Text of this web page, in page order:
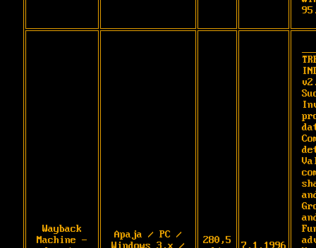
Wayback
Machine -
Apaja / PC /
280,5